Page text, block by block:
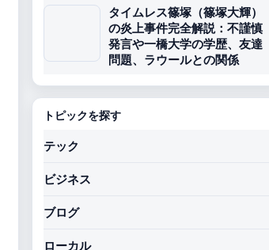
タイムレス篠塚（篠塚大輝）
の炎上事件完全解説：不謹慎
発言や一橋大学の学歴、友達
問題、ラウールとの関係
トピックを探す
テック
ビジネス
ブログ
ローカル